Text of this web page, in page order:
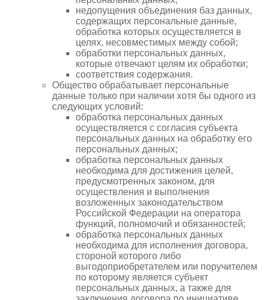
недопущения объединения баз данных,
содержащих персональные данные,
обработка которых осуществляется в
целях, несовместимых между собой;
обработки персональных данных,
которые отвечают целям их обработки;
соответствия содержания.
Общество обрабатывает персональные
данные только при наличии хотя бы одного из
следующих условий:
обработка персональных данных
осуществляется с согласия субъекта
персональных данных на обработку его
персональных данных;
обработка персональных данных
необходима для достижения целей,
предусмотренных законом, для
осуществления и выполнения
возложенных законодательством
Российской Федерации на оператора
функций, полномочий и обязанностей;
обработка персональных данных
необходима для исполнения договора,
стороной которого либо
выгодоприобретателем или поручителем
по которому является субъект
персональных данных, а также для